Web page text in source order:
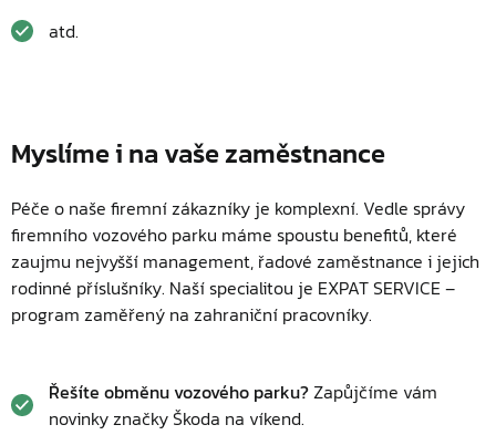
atd.
Myslíme i na vaše zaměstnance
Péče o naše firemní zákazníky je komplexní. Vedle správy
firemního vozového parku máme spoustu benefitů, které
zaujmu nejvyšší management, řadové zaměstnance i jejich
rodinné příslušníky. Naší specialitou je EXPAT SERVICE –
program zaměřený na zahraniční pracovníky.
Řešíte obměnu vozového parku?Zapůjčíme vám
novinky značky Škoda na víkend.